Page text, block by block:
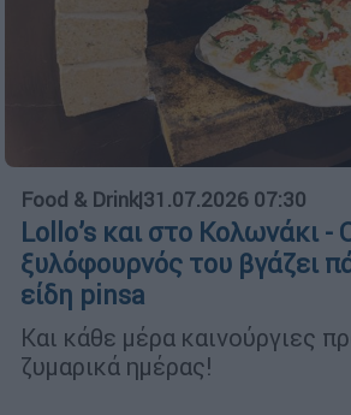
Food & Drink|31.07.2026 07:30
Lollo’s και στο Κολωνάκι -
ξυλόφουρνός του βγάζει
είδη pinsa
Και κάθε μέρα καινούργιες
ζυμαρικά ημέρας!